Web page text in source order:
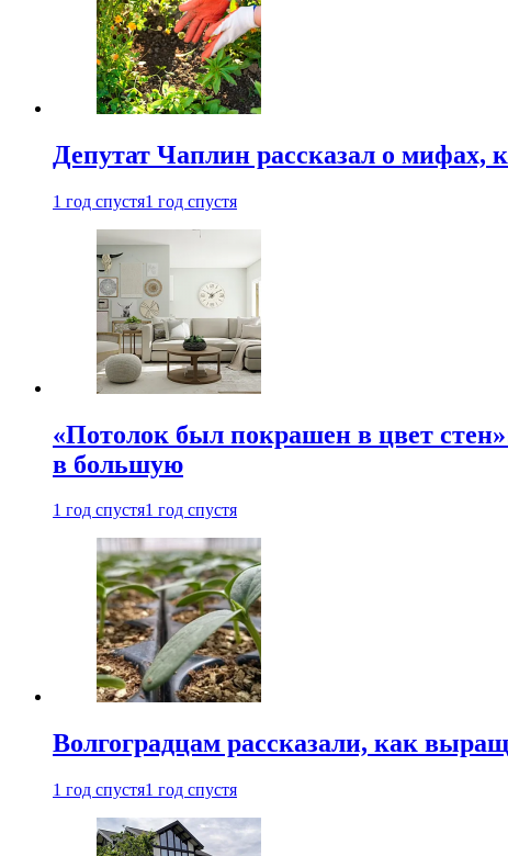
Депутат Чаплин рассказал о
1 год спустя1 год спустя
«Потолок был покрашен в цвет
в большую
1 год спустя1 год спустя
Волгоградцам рассказали, как
1 год спустя1 год спустя